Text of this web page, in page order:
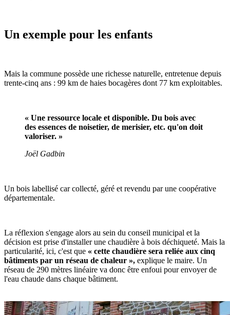
Un exemple pour les enfants
Mais la commune possède une richesse naturelle, entretenue depuis
trente-cinq ans : 99 km de haies bocagères dont 77 km exploitables.
« Une ressource locale et disponible. Du bois avec
des essences de noisetier, de merisier, etc. qu'on doit
valoriser. »
Joël Gadbin
Un bois labellisé car collecté, géré et revendu par une coopérative
départementale.
La réflexion s'engage alors au sein du conseil municipal et la
décision est prise d'installer une chaudière à bois déchiqueté. Mais la
particularité, ici, c'est que « cette chaudière sera reliée aux cinq
bâtiments par un réseau de chaleur », explique le maire. Un
réseau de 290 mètres linéaire va donc être enfoui pour envoyer de
l'eau chaude dans chaque bâtiment.